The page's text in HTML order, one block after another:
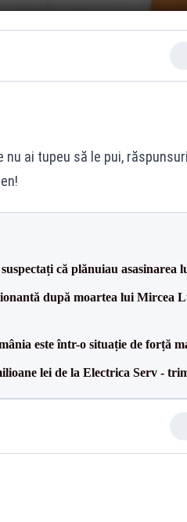
ai tupeu să le pui,
că plănuiau asasinarea
după moartea lui Mircea
este într-o situație de forță
lei de la Electrica Serv -